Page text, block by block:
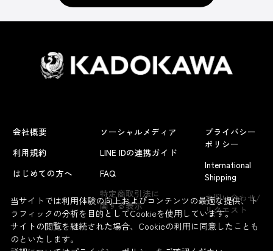
よくあるお問い合わせ
会社概要
利用規約
はじめての方へ
ソーシャルメディア
LINE IDの連携ガイド
FAQ
特定商取引法に
関する表示
プライバシー
ポリシー
International
Shipping
お問い合わせ/
リクエスト
当サイトでは利用体験の向上およびコンテンツの最適な提供、ト
ラフィックの分析を目的としてCookieを使用しています。
サイトの閲覧を継続された場合、Cookieの利用に同意したことも
のといたします。